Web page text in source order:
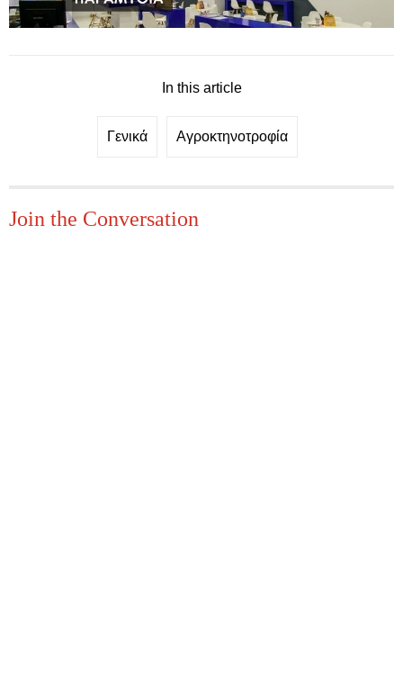
In this article
Γενικά Αγροκτηνοτροφία
Join the Conversation